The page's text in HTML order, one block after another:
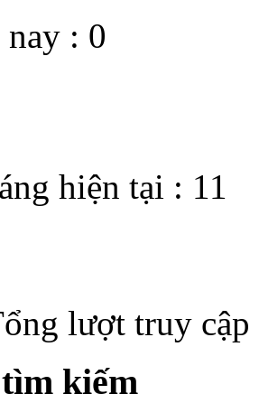
: 0
hiện tại : 11
lượt truy
kiếm